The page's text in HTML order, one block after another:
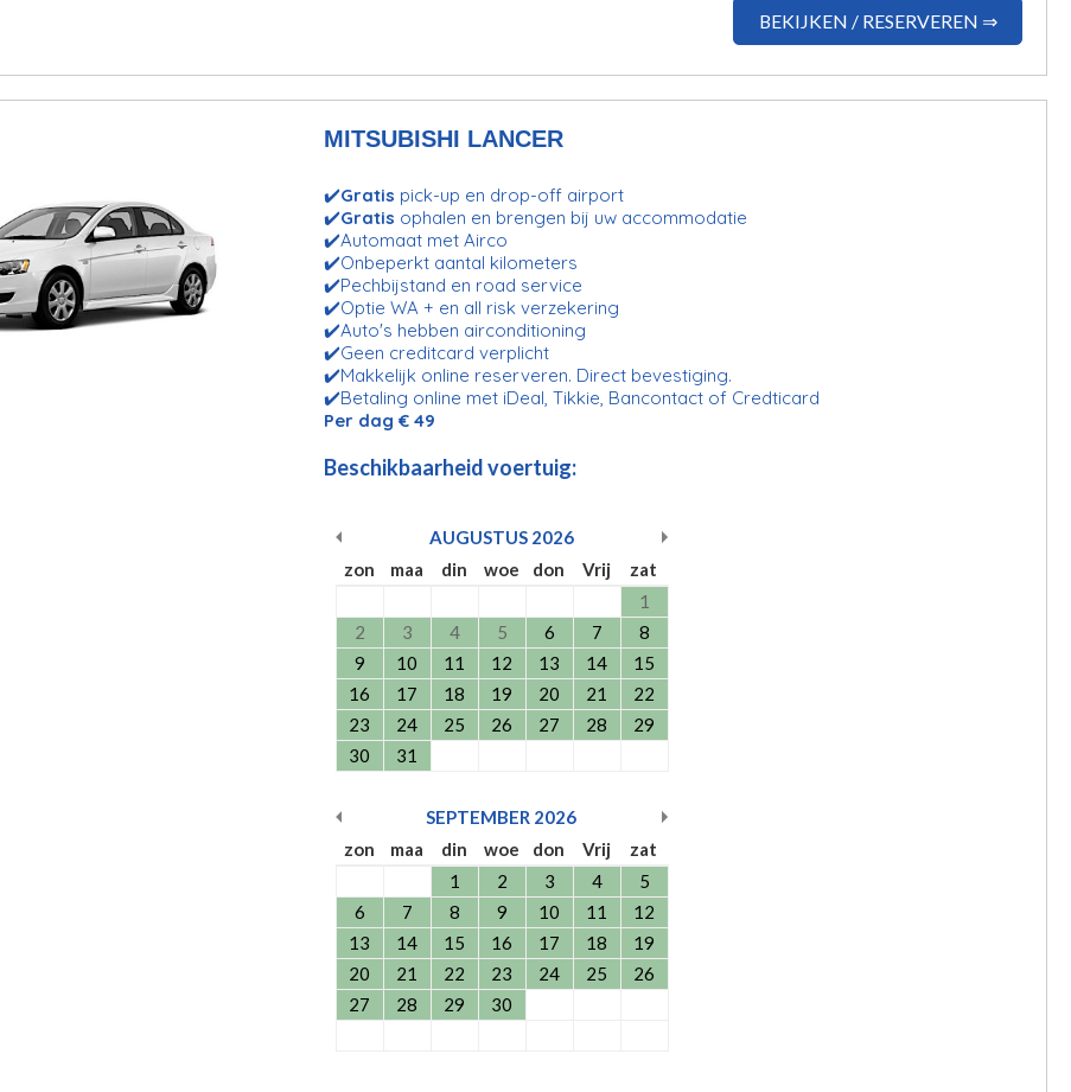
BEKIJKEN / RESERVEREN ⇒
MITSUBISHI LANCER
✔️Gratis pick-up en drop-off airport
✔️Gratis ophalen en brengen bij uw accommodatie
✔️Automaat met Airco
✔️Onbeperkt aantal kilometers
✔️Pechbijstand en road service
✔️Optie WA + en all risk verzekering
✔️Auto's hebben airconditioning
✔️Geen creditcard verplicht
✔️Makkelijk online reserveren. Direct bevestiging.
✔️Betaling online met iDeal, Tikkie, Bancontact of Credticard
Per dag € 49
Beschikbaarheid voertuig:
AUGUSTUS 2026
zon
maa din woe don Vrij
zat
1
2
3 4 5 6 7
8
9
10 11 12 13 14
15
16
17 18 19 20 21
22
23
24 25 26 27 28
29
30
31
SEPTEMBER 2026
zon
maa din woe don Vrij
zat
1
2 3 4
5
6
7 8 9 10 11
12
13
14 15 16 17 18
19
20
21 22 23 24 25
26
27
28 29 30